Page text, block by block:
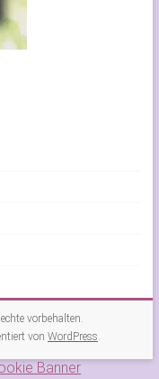
vorbehalten.
von WordPress
Banner